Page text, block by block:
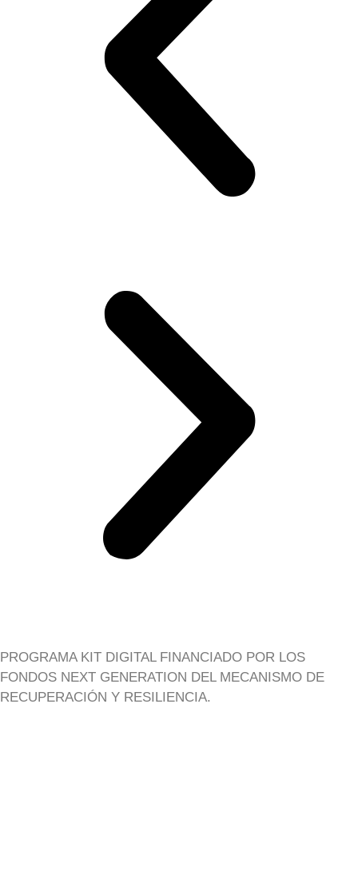
PROGRAMA KIT DIGITAL FINANCIADO POR LOS
FONDOS NEXT GENERATION DEL MECANISMO DE
RECUPERACIÓN Y RESILIENCIA.